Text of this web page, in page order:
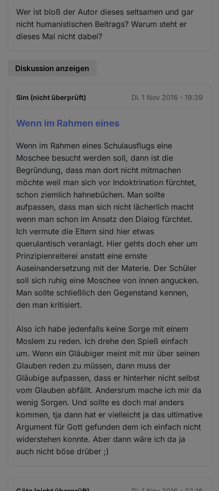
Wer ist bloß der Autor dieses seltsamen und gar
nicht humanistischen Beitrags? Warum steht er
dieses Mal nicht dabei?
Diskussion anzeigen
Sim (nicht überprüft) Di. 1 Nov 2016 - 19:39
Wenn im Rahmen eines
Wenn im Rahmen eines Schulausflugs eine
Moschee besucht werden soll, dann ist die
Begründung, dass man dort nicht mitmachen
möchte weil man sich vor Indoktrination fürchtet,
schon ziemlich hahnebüchen. Man sollte
aufpassen, dass man sich nicht lächerlich macht
wenn man schon im Ansatz den Dialog fürchtet.
Ich vermute die Eltern sind hier etwas
querulantisch veranlagt. Hier gehts doch eher um
Prinzipienreiterei anstatt eine ernste
Auseinandersetzung mit der Materie. Der Schüler
soll sich ruhig eine Moschee von innen angucken.
Man sollte schließlich den Gegenstand kennen,
den man kritisiert.
Also ich habe jedenfalls keine Sorge mit einem
Moslem zu reden. Ich drehe den Spieß einfach
um. Wenn ein Gläubiger meint mit mir über seinen
Glauben reden zu müssen, dann muss der
Gläubige aufpassen, dass er hinterher nicht selbst
vom Glauben abfällt. Andersrum mache ich mir da
wenig Sorgen. Und sollte es doch mal anders
kommen, tja dann hat er vielleicht ja das ultimative
Argument für Gott gefunden dem ich einfach nicht
widerstehen konnte. Aber dann wäre ich da ja
auch nicht böse drüber ;)